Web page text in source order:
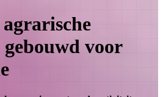
voor